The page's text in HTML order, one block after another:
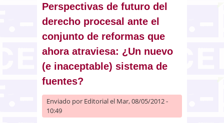
Perspectivas de futuro del
derecho procesal ante el
conjunto de reformas que
ahora atraviesa: ¿Un nuevo
(e inaceptable) sistema de
fuentes?
Enviado por Editorialel Mar, 08/05/2012 -
10:49